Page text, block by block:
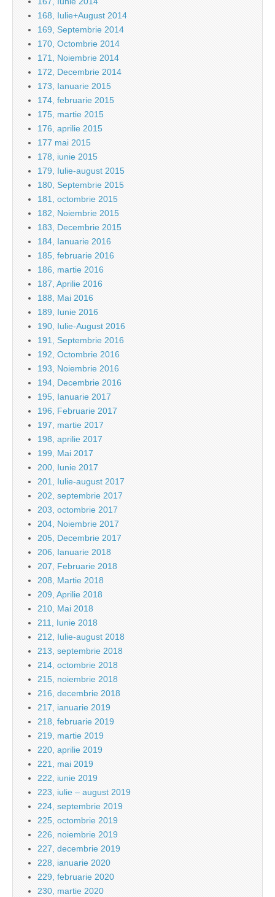
168, Iulie+August 2014
169, Septembrie 2014
170, Octombrie 2014
171, Noiembrie 2014
172, Decembrie 2014
173, Ianuarie 2015
174, februarie 2015
175, martie 2015
176, aprilie 2015
177 mai 2015
178, iunie 2015
179, Iulie-august 2015
180, Septembrie 2015
181, octombrie 2015
182, Noiembrie 2015
183, Decembrie 2015
184, Ianuarie 2016
185, februarie 2016
186, martie 2016
187, Aprilie 2016
188, Mai 2016
189, Iunie 2016
190, Iulie-August 2016
191, Septembrie 2016
192, Octombrie 2016
193, Noiembrie 2016
194, Decembrie 2016
195, Ianuarie 2017
196, Februarie 2017
197, martie 2017
198, aprilie 2017
199, Mai 2017
200, Iunie 2017
201, Iulie-august 2017
202, septembrie 2017
203, octombrie 2017
204, Noiembrie 2017
205, Decembrie 2017
206, Ianuarie 2018
207, Februarie 2018
208, Martie 2018
209, Aprilie 2018
210, Mai 2018
211, Iunie 2018
212, Iulie-august 2018
213, septembrie 2018
214, octombrie 2018
215, noiembrie 2018
216, decembrie 2018
217, ianuarie 2019
218, februarie 2019
219, martie 2019
220, aprilie 2019
221, mai 2019
222, iunie 2019
223, iulie – august 2019
224, septembrie 2019
225, octombrie 2019
226, noiembrie 2019
227, decembrie 2019
228, ianuarie 2020
229, februarie 2020
230, martie 2020